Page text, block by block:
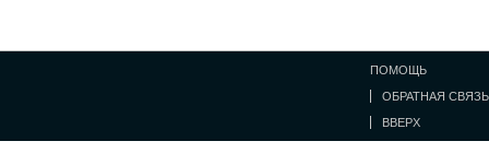
ПОМОЩЬ
ОБРАТНАЯ СВЯЗЬ
ВВЕРХ